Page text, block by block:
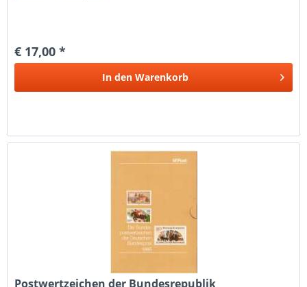
€ 17,00 *
In den Warenkorb
Postwertzeichen der Bundesrepublik